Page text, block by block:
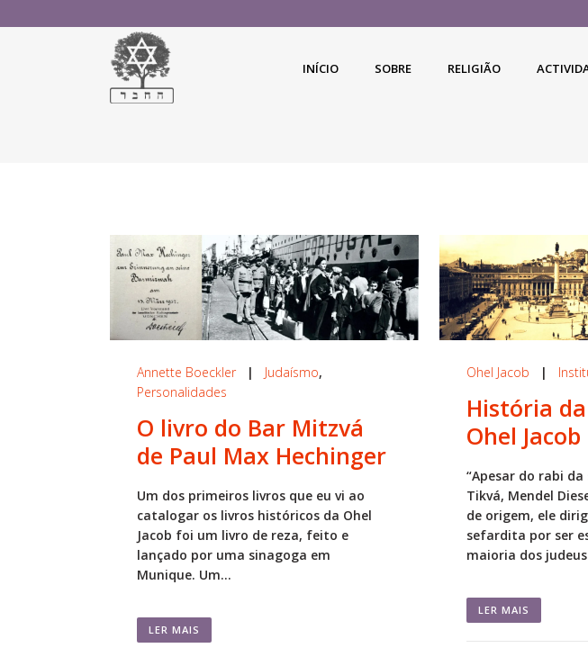
INÍCIO SOBRE RELIGIÃO
Annette Boeckler| Judaísmo,
Personalidades
O livro do Bar Mitzvá
de Paul Max Hechinger
Um dos primeiros livros que eu vi ao
catalogar os livros históricos da Ohel
Jacob foi um livro de reza, feito e
lançado por uma sinagoga em
Munique. Um...
LER MAIS
Ohel Jacob |
História
Ohel
“Apesar do rabi
Tikvá, Mendel
de origem, ele
sefardita por ser
maioria dos
LER MAIS